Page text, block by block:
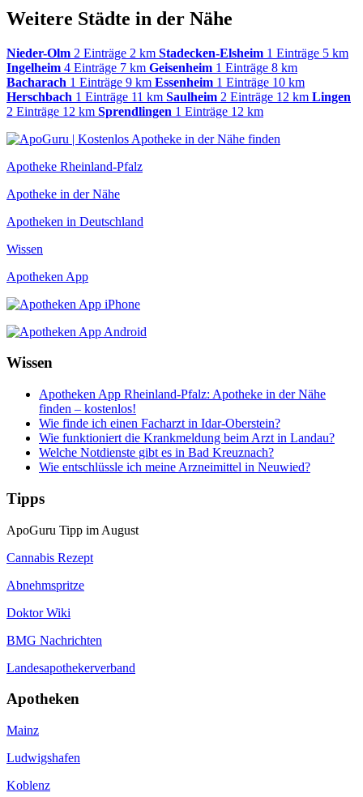
Weitere Städte in der Nähe
Nieder-Olm 2 Einträge 2 km Stadecken-Elsheim 1 Einträge 5 km
Ingelheim 4 Einträge 7 km Geisenheim 1 Einträge 8 km
Bacharach 1 Einträge 9 km Essenheim 1 Einträge 10 km
Herschbach 1 Einträge 11 km Saulheim 2 Einträge 12 km Lingen
2 Einträge 12 km Sprendlingen 1 Einträge 12 km
Apotheke Rheinland-Pfalz
Apotheke in der Nähe
Apotheken in Deutschland
Wissen
Apotheken App
Wissen
Apotheken App Rheinland-Pfalz: Apotheke in der Nähe
finden – kostenlos!
Wie finde ich einen Facharzt in Idar-Oberstein?
Wie funktioniert die Krankmeldung beim Arzt in Landau?
Welche Notdienste gibt es in Bad Kreuznach?
Wie entschlüssle ich meine Arzneimittel in Neuwied?
Tipps
ApoGuru Tipp im August
Cannabis Rezept
Abnehmspritze
Doktor Wiki
BMG Nachrichten
Landesapothekerverband
Apotheken
Mainz
Ludwigshafen
Koblenz